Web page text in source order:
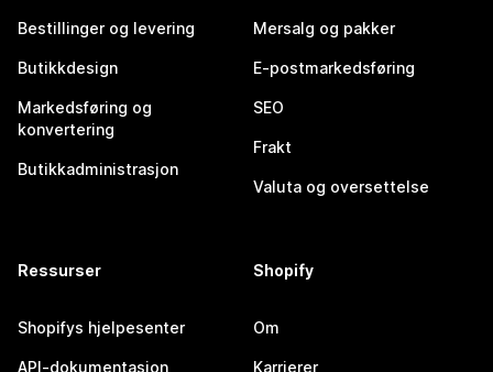
Bestillinger og levering
Butikkdesign
Markedsføring og
konvertering
Butikkadministrasjon
Mersalg og pakker
E-postmarkedsføring
SEO
Frakt
Valuta og oversettelse
Ressurser
Shopifys hjelpesenter
API-dokumentasjon
Shopify
Om
Karrierer